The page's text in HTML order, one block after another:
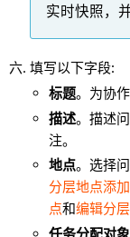
实时快照，
填写以下字段:
标题。为协
描述。描述
注。
地点。选择
分层地点添
点和编辑分